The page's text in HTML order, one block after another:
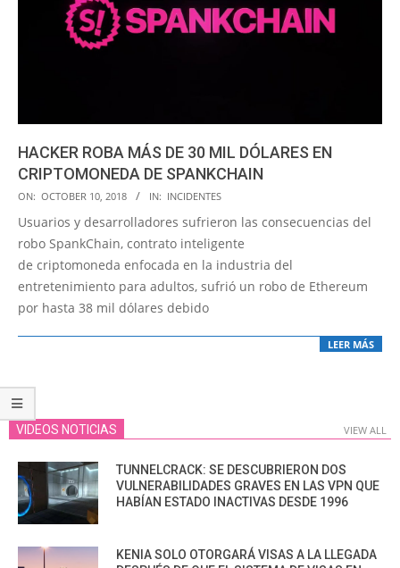
HACKER ROBA MÁS DE 30 MIL DÓLARES EN
CRIPTOMONEDA DE SPANKCHAIN
2018-
10-
ON: OCTOBER 10, 2018 IN: INCIDENTES
Usuarios y desarrolladores sufrieron las consecuencias del
robo SpankChain, contrato inteligente
de criptomoneda enfocada en la industria del
entretenimiento para adultos, sufrió un robo de Ethereum
por hasta 38 mil dólares debido
LEER MÁS
VIDEOS NOTICIAS VIEW ALL
TUNNELCRACK: SE DESCUBRIERON DOS
VULNERABILIDADES GRAVES EN LAS VPN QUE
HABÍAN ESTADO INACTIVAS DESDE 1996
KENIA SOLO OTORGARÁ VISAS A LA LLEGADA